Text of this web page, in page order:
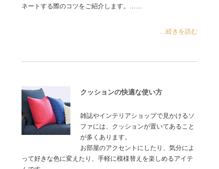
ネートする際のコツをご紹介します。……
...続きを読む
クッションの快適な使い方
雑誌やインテリアショップで見かけるソ
ファには、クッションが置いてあること
が多くあります。
お部屋のアクセントにしたり、気分によ
って好きな色に変えたり、手軽に模様替えを楽しめるアイテ